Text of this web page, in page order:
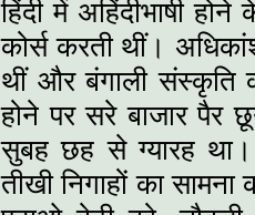
हिंदी में अहिंदीभाषी
कोर्स करती थीं।
थीं और बंगाली संस्कृति
होने पर सरे बाजार
सुबह छह से ग्यारह था।
तीखी निगाहों का